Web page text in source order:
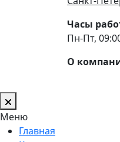
Часы
Пн-Пт,
О
Меню
Главная